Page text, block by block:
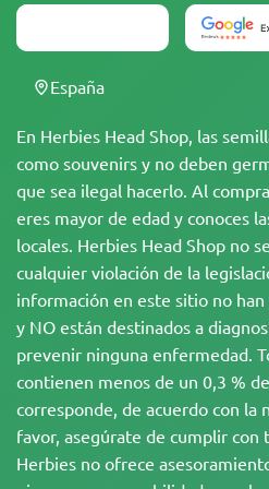
En Herbies Head Shop, las
como souvenirs y no deben
que sea ilegal hacerlo. Al
eres mayor de edad y conoces
locales. Herbies Head Shop no
cualquier violación de la
información en este sitio no han
y NO están destinados a
prevenir ninguna enfermedad.
contienen menos de un 0,3 %
corresponde, de acuerdo con la
favor, asegúrate de cumplir con
Herbies no ofrece
España